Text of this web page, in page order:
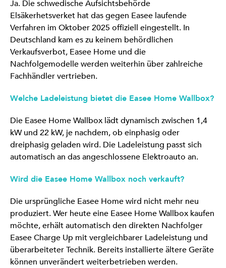
Ja. Die schwedische Aufsichtsbehörde
Elsäkerhetsverket hat das gegen Easee laufende
Verfahren im Oktober 2025 offiziell eingestellt. In
Deutschland kam es zu keinem behördlichen
Verkaufsverbot, Easee Home und die
Nachfolgemodelle werden weiterhin über zahlreiche
Fachhändler vertrieben.
Welche Ladeleistung bietet die Easee Home Wallbox?
Die Easee Home Wallbox lädt dynamisch zwischen 1,4
kW und 22 kW, je nachdem, ob einphasig oder
dreiphasig geladen wird. Die Ladeleistung passt sich
automatisch an das angeschlossene Elektroauto an.
Wird die Easee Home Wallbox noch verkauft?
Die ursprüngliche Easee Home wird nicht mehr neu
produziert. Wer heute eine Easee Home Wallbox kaufen
möchte, erhält automatisch den direkten Nachfolger
Easee Charge Up mit vergleichbarer Ladeleistung und
überarbeiteter Technik. Bereits installierte ältere Geräte
können unverändert weiterbetrieben werden.